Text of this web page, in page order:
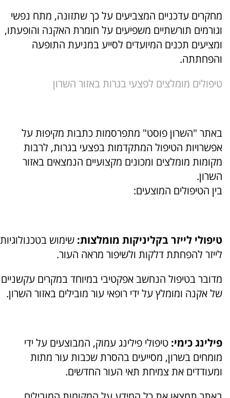
מחקרים עדכניים המצביעים על כך שתזונה, מתח נפשי
וגורמים תורשתיים משפיעים על חומרת האקנה והופעתו,
ומציעים תכנים המיועדים לסייע במניעת התופעה
והפחתתה.
טיפולים מומלצים לפצעי בגרות באזור השרון
באתר "השרון פוסט" מתפרסמות כתבות מקיפות על
אפשרויות הטיפול המתקדמות בפצעי בגרות, לרבות
מקומות מומלצים ומכונים מקצועיים הנמצאים באזור
השרון.
בין הטיפולים המוצעים:
טיפולי לייזר בקליניקות מומלצות: שימוש בטכנולוגיות
לייזר להפחתת דלקות ולשיפור מראה העור.
מדובר בטיפול הנחשב אפקטיבי במיוחד במקרים עקשניים
של אקנה ומומלץ על ידי רופאי עור מובילים באזור השרון.
פילינג כימי: טיפולי פילינג עמוק, המבוצעים על ידי
מומחים בשרון, מסייעים בהסרת שכבות עור מתות
ומעודדים את צמיחת תאי העור החדשים.